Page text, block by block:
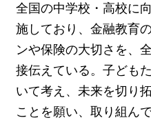
全国の中学校・高校に
施しており、金融教育
ンや保険の大切さを、
接伝えている。子ども
いて考え、未来を切り
ことを願い、取り組んで